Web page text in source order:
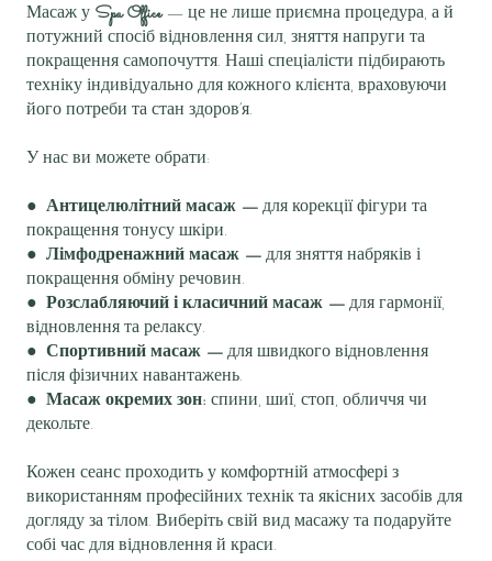
Масаж у Spa Office— це не лише приємна процедура, а й
потужний спосіб відновлення сил, зняття напруги та
покращення самопочуття. Наші спеціалісти підбирають
техніку індивідуально для кожного клієнта, враховуючи
його потреби та стан здоров’я.
У нас ви можете обрати:
● Антицелюлітний масаж —для корекції фігури та
покращення тонусу шкіри.
● Лімфодренажний масаж —для зняття набряків і
покращення обміну речовин.
● Розслабляючий і класичний масаж —для гармонії,
відновлення та релаксу.
● Спортивний масаж —для швидкого відновлення
після фізичних навантажень.
● Масаж окремих зон: спини, шиї, стоп, обличчя чи
декольте.
Кожен сеанс проходить у комфортній атмосфері з
використанням професійних технік та якісних засобів для
догляду за тілом. Виберіть свій вид масажу та подаруйте
собі час для відновлення й краси.